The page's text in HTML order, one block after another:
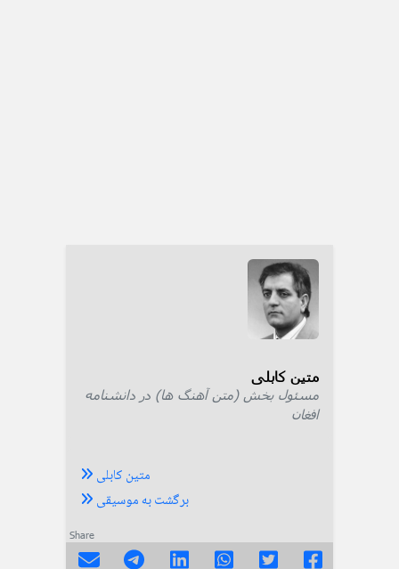
متین کابلی
مسئول بخش (متن آهنگ ها) در دانشنامه
افغان
متین کابلی
برگشت به موسیقی
Share